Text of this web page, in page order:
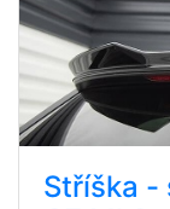
Stříška -